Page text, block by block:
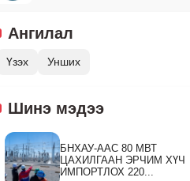
Ангилал
Үзэх Унших
Шинэ мэдээ
БНХАУ-ААС 80 МВТ
ЦАХИЛГААН ЭРЧИМ ХҮЧ
ИМПОРТЛОХ 220...